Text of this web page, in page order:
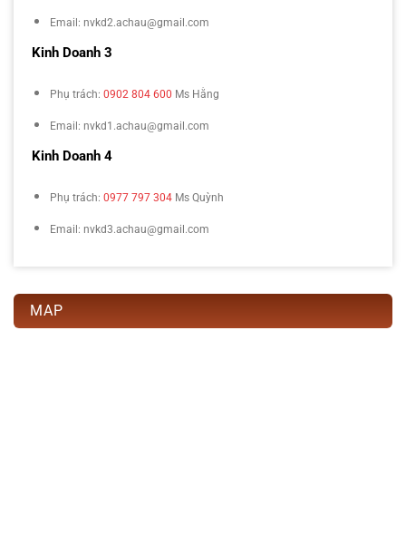
Email: nvkd2.achau@gmail.com
Kinh Doanh 3
Phụ trách: 0902 804 600 Ms Hằng
Email: nvkd1.achau@gmail.com
Kinh Doanh 4
Phụ trách: 0977 797 304 Ms Quỳnh
Email: nvkd3.achau@gmail.com
MAP